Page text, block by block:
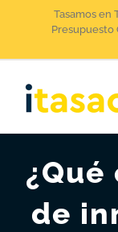
Tasamos en
Presupuesto
de